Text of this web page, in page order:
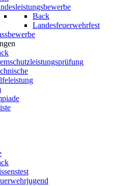
Back
Landesfeuerwehrfest